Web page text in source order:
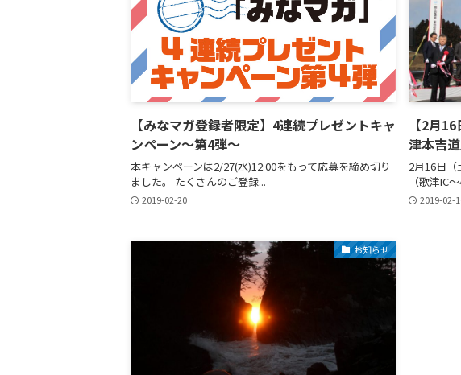
【みなマガ登録者限定】4連続プレゼントキャ
ンペーン〜第4弾〜
本キャンペーンは2/27(水)12:00をもって応募を締め切り
ました。 たくさんのご登録...
2019-02-20
【2月
津本吉
2月16日
（歌津IC
2019-02-
お知らせ